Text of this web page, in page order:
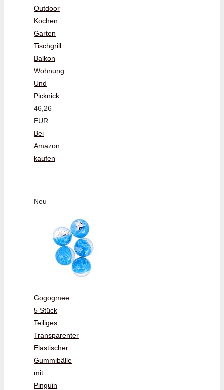
Outdoor
Kochen
Garten
Tischgrill
Balkon
Wohnung
Und
Picknick
46,26
EUR
Bei
Amazon
kaufen
Neu
Gogogmee
5 Stück
Teiliges
Transparenter
Elastischer
Gummibälle
mit
Pinguin